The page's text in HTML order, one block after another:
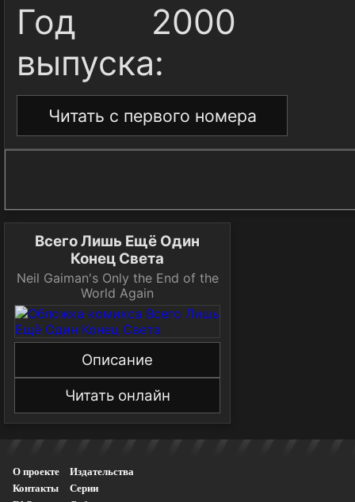
Год
выпуска:
2000
Читать с первого номера
Всего Лишь Ещё Один
Конец Света
Neil Gaiman's Only the End of the
World Again
Описание
Читать онлайн
О проекте
Контакты
Издательства
Серии